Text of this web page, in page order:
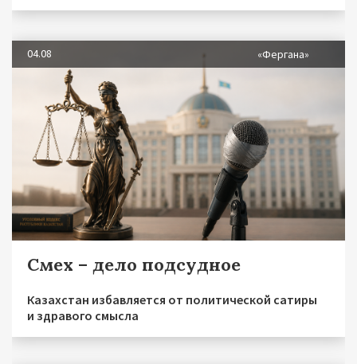
04.08 «Фергана»
Смех – дело подсудное
Казахстан избавляется от политической сатиры
и здравого смысла